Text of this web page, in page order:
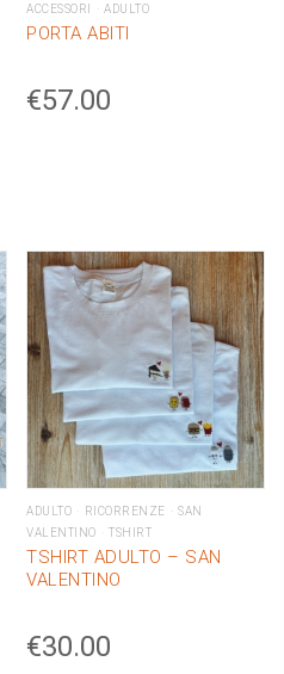
ACCESSORI ADULTO
PORTA ABITI
€57.00
ADULTO RICORRENZE
SAN
VALENTINO
TSHIRT
TSHIRT ADULTO – SAN
VALENTINO
€30.00